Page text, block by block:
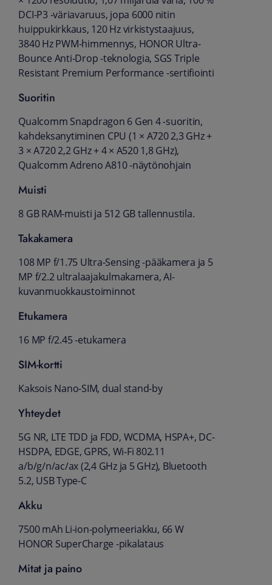
DCI-P3 -väriavaruus, jopa 6000 nitin
huippukirkkaus, 120 Hz virkistystaajuus,
3840 Hz PWM-himmennys, HONOR Ultra-
Bounce Anti-Drop -teknologia, SGS Triple
Resistant Premium Performance -sertifiointi
Suoritin
Qualcomm Snapdragon 6 Gen 4 -suoritin,
kahdeksanytiminen CPU (1 × A720 2,3 GHz +
3 × A720 2,2 GHz + 4 × A520 1,8 GHz),
Qualcomm Adreno A810 -näytönohjain
Muisti
8 GB RAM-muisti ja 512 GB tallennustila.
Takakamera
108 MP f/1.75 Ultra-Sensing -pääkamera ja 5
MP f/2.2 ultralaajakulmakamera, AI-
kuvanmuokkaustoiminnot
Etukamera
16 MP f/2.45 -etukamera
SIM-kortti
Kaksois Nano-SIM, dual stand-by
Yhteydet
5G NR, LTE TDD ja FDD, WCDMA, HSPA+, DC-
HSDPA, EDGE, GPRS, Wi-Fi 802.11
a/b/g/n/ac/ax (2,4 GHz ja 5 GHz), Bluetooth
5.2, USB Type-C
Akku
7500 mAh Li-ion-polymeeriakku, 66 W
HONOR SuperCharge -pikalataus
Mitat ja paino